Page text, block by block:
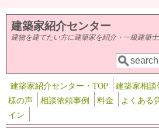
メインコンテンツに移動
建築家紹介センター
建物を建てたい方に建築家を紹介・一級建築
検索フ
検索
建築家紹介センター・TOP 建築家相
様の声
相談依頼事例 料金 よくある
イン